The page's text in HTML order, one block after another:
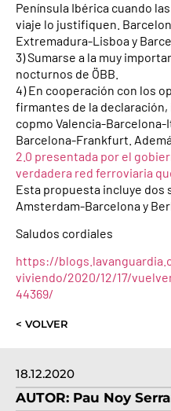
18.12.2020
AUTOR: Pau Noy
Península Ibérica cuando
viaje lo justifiquen.
Extremadura-Lisboa y
3) Sumarse a la muy
nocturnos de ÖBB.
4) En cooperación con los
firmantes de la
copmo Valencia-Barcelona-
Barcelona-Frankfurt.
2.0 presentada por el
verdadera red ferroviaria
Esta propuesta incluye dos
Amsterdam-Barcelona y
Saludos cordiales
https://
viviendo/2020/12/17/
44369/
< VOLVER